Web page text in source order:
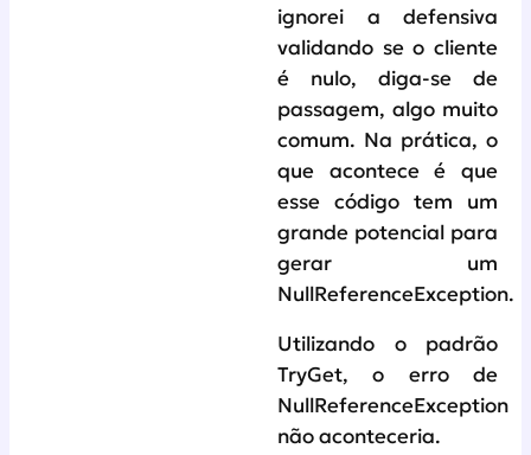
ignorei a defensiva
validando se o cliente
é nulo, diga-se de
passagem, algo muito
comum. Na prática, o
que acontece é que
esse código tem um
grande potencial para
gerar um
NullReferenceException.
Utilizando o padrão
TryGet, o erro de
NullReferenceException
não aconteceria.